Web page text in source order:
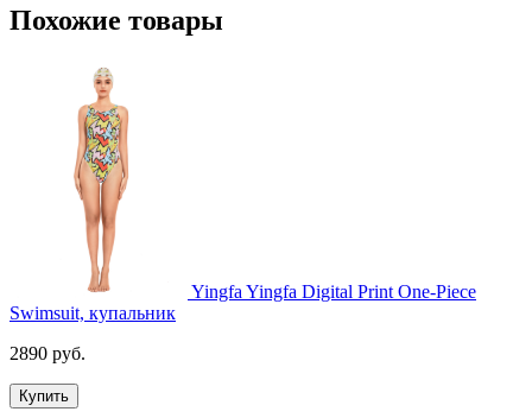
Похожие товары
Yingfa Yingfa Digital Print One-Piece
Swimsuit, купальник
2890 руб.
Купить